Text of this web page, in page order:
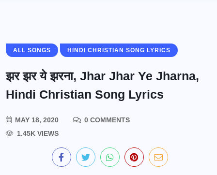
ALL SONGS HINDI CHRISTIAN SONG LYRICS
झर झर ये झरना, Jhar Jhar Ye Jharna,
Hindi Christian Song Lyrics
MAY 18, 2020
0 COMMENTS
1.45K VIEWS